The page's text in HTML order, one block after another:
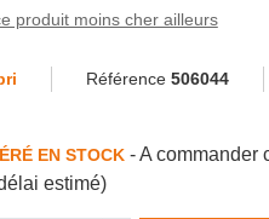
produit moins cher ailleurs
Référence 506044
EN STOCK- A commander
estimé)